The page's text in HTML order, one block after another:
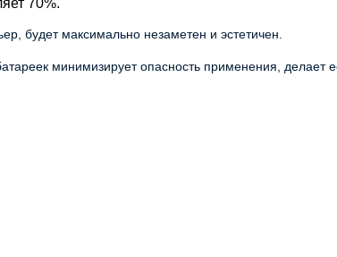
будет максимально незаметен и эстетичен.
минимизирует опасность применения, делает